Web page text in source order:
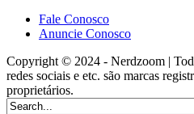
Fale Conosco
Anuncie Conosco
Copyright © 2024 - Nerdzoom |
redes sociais e etc. são marcas
proprietários.